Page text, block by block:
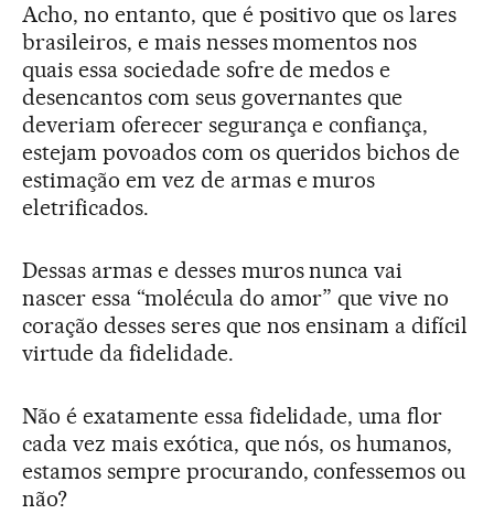
Acho, no entanto, que é positivo que os lares
brasileiros, e mais nesses momentos nos
quais essa sociedade sofre de medos e
desencantos com seus governantes que
deveriam oferecer segurança e confiança,
estejam povoados com os queridos bichos de
estimação em vez de armas e muros
eletrificados.
Dessas armas e desses muros nunca vai
nascer essa “molécula do amor” que vive no
coração desses seres que nos ensinam a difícil
virtude da fidelidade.
Não é exatamente essa fidelidade, uma flor
cada vez mais exótica, que nós, os humanos,
estamos sempre procurando, confessemos ou
não?